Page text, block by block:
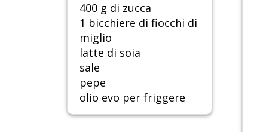
400 g di zucca
1 bicchiere di fiocchi di
miglio
latte di soia
sale
pepe
olio evo per friggere